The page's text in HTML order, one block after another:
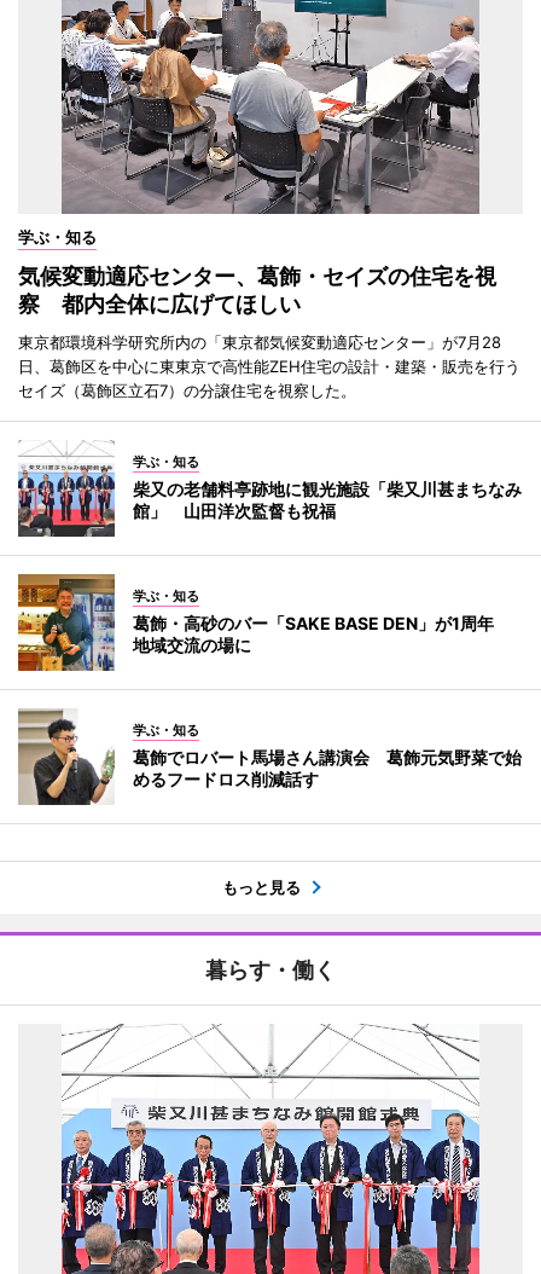
学ぶ・知る
気候変動適応センター、葛飾・セイズの住宅を視
察 都内全体に広げてほしい
東京都環境科学研究所内の「東京都気候変動適応センター」が7月28
日、葛飾区を中心に東東京で高性能ZEH住宅の設計・建築・販売を行う
セイズ（葛飾区立石7）の分譲住宅を視察した。
学ぶ・知る
柴又の老舗料亭跡地に観光施設「柴又川甚まちなみ
館」 山田洋次監督も祝福
学ぶ・知る
葛飾・高砂のバー「SAKE BASE DEN」が1周年
地域交流の場に
学ぶ・知る
葛飾でロバート馬場さん講演会 葛飾元気野菜で始
めるフードロス削減話す
もっと見る
暮らす・働く